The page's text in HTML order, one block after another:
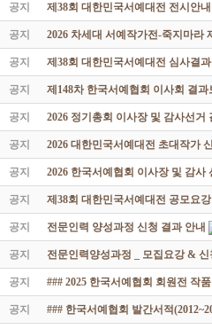
공지 제38회 대한민국서예대전 전시안내
공지 2026 차세대 서예작가전-죽지마라
공지 제38회 대한민국서예대전 심사결과
공지 제148차 한국서예협회 이사회 결과
공지 2026 정기총회 이사장 및 감사선거
공지 2026 대한민국서예대전 초대작가
공지 2026 한국서예협회 이사장 및 감사
공지 제38회 대한민국서예대전 공모요
공지 전문인력 양성과정 신청 결과 안내
공지 전문인력양성과정 _ 모집요강 & 신
공지 ### 2025 한국서예협회 회원전 작
공지 ### 한국서예협회 발간서적